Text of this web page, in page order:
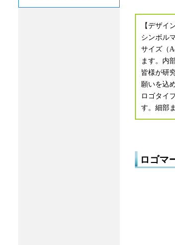
【デザイ
シンボル
サイズ（
ます。内
皆様が研
願いを込
ロゴタイ
す。細部
ロゴマ